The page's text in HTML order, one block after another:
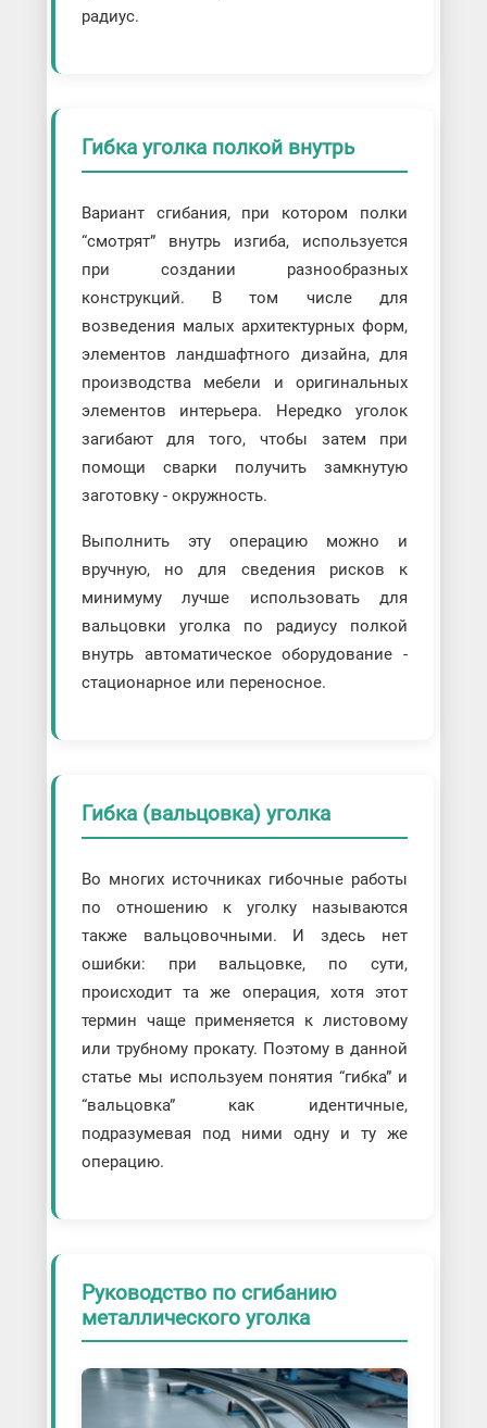
радиус.
Гибка уголка полкой внутрь
Вариант сгибания, при котором полки
“смотрят” внутрь изгиба, используется
при создании разнообразных
конструкций. В том числе для
возведения малых архитектурных форм,
элементов ландшафтного дизайна, для
производства мебели и оригинальных
элементов интерьера. Нередко уголок
загибают для того, чтобы затем при
помощи сварки получить замкнутую
заготовку - окружность.
Выполнить эту операцию можно и
вручную, но для сведения рисков к
минимуму лучше использовать для
вальцовки уголка по радиусу полкой
внутрь автоматическое оборудование -
стационарное или переносное.
Гибка (вальцовка) уголка
Во многих источниках гибочные работы
по отношению к уголку называются
также вальцовочными. И здесь нет
ошибки: при вальцовке, по сути,
происходит та же операция, хотя этот
термин чаще применяется к листовому
или трубному прокату. Поэтому в данной
статье мы используем понятия “гибка” и
“вальцовка” как идентичные,
подразумевая под ними одну и ту же
операцию.
Руководство по сгибанию
металлического уголка